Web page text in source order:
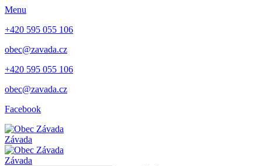
Menu
+420 595 055 106
obec@zavada.cz
+420 595 055 106
obec@zavada.cz
Facebook
Závada
Závada